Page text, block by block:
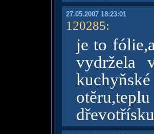
27.05.2007 18:23:01
120285:
je to
vydržela